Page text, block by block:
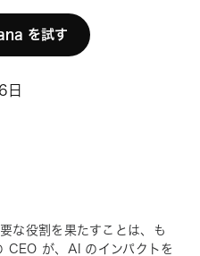
を試す
日
な役割を果たすことは、も
CEO が、AI のインパクトを